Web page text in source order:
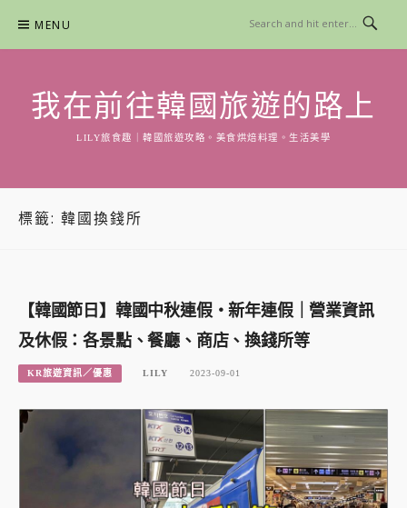
content
MENU
我在前往韓國旅遊的路上
LILY旅食趣｜韓國旅遊攻略。美食烘焙料理。生活美學
標籤: 韓國換錢所
【韓國節日】韓國中秋連假・新年連假｜營業資訊
及休假：各景點、餐廳、商店、換錢所等
KR旅遊資訊／優惠 LILY 2023-09-01